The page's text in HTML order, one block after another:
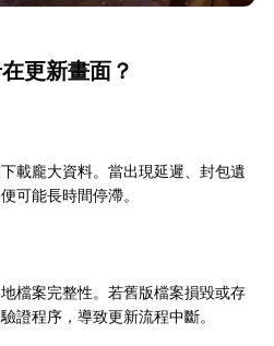
更新畫面？
載龐大資料。當出現延遲、封包遺
可能長時間停滯。
檔案完整性。若舊版檔案損毀或存
證程序，導致更新流程中斷。